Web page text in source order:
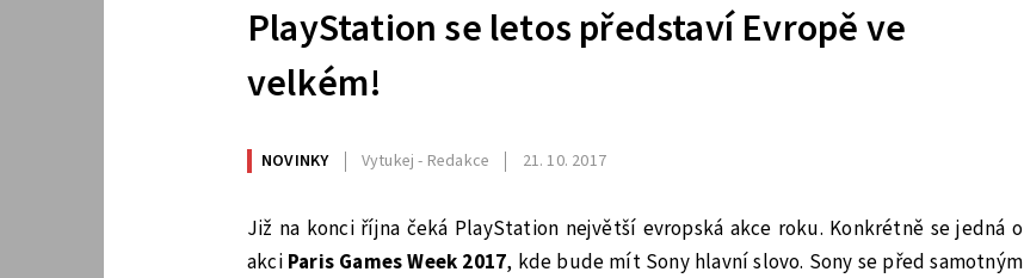
PlayStation se letos představí Evropě ve
velkém!
NOVINKY Vytukej - Redakce 21. 10. 2017
Již na konci října čeká PlayStation největší evropská akce roku. Konkrétně se jedná o
akci Paris Games Week 2017, kde bude mít Sony hlavní slovo. Sony se před samotným